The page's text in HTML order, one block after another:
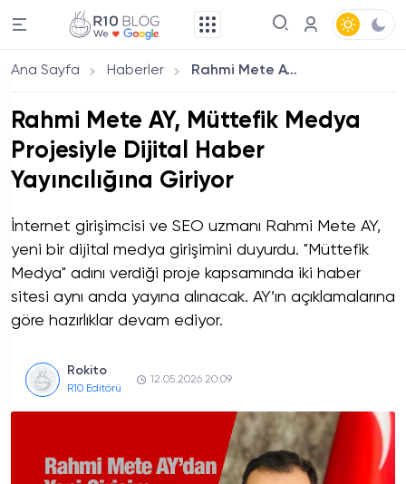
Ana Sayfa Haberler Rahmi Mete AY, Müttefik Medya Projesiyle Dijital Haber Yayıncılığına Giriyor
Rahmi Mete AY, Müttefik Medya
Projesiyle Dijital Haber
Yayıncılığına Giriyor
İnternet girişimcisi ve SEO uzmanı Rahmi Mete AY,
yeni bir dijital medya girişimini duyurdu. "Müttefik
Medya" adını verdiği proje kapsamında iki haber
sitesi aynı anda yayına alınacak. AY’ın açıklamalarına
göre hazırlıklar devam ediyor.
Rokito
R10 Editörü
12.05.2026 20:09